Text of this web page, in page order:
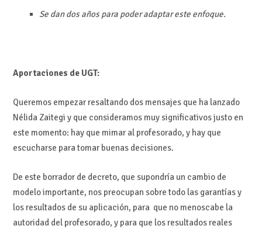
Se dan dos años para poder adaptar este enfoque.
Aportaciones de UGT:
Queremos empezar resaltando dos mensajes que ha lanzado
Nélida Zaitegi y que consideramos muy significativos justo en
este momento: hay que mimar al profesorado, y hay que
escucharse para tomar buenas decisiones.
De este borrador de decreto, que supondría un cambio de
modelo importante, nos preocupan sobre todo las garantías y
los resultados de su aplicación, para que no menoscabe la
autoridad del profesorado, y para que los resultados reales